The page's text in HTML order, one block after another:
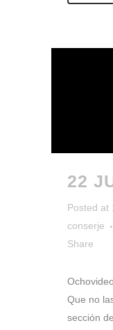
22
Posted at
conserje
Share
Que no
sección